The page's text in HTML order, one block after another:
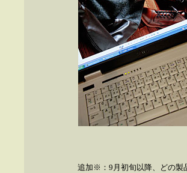
追加※：9月初旬以降、どの製